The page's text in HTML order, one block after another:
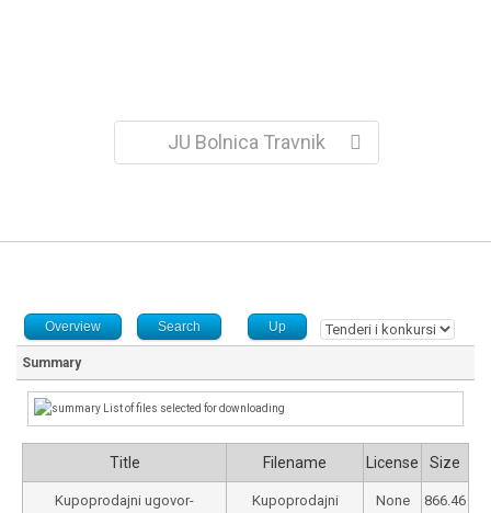
JU Bolnica Travnik
Overview Search Up
Summary
List of files selected for downloading
Title Filename License Size
Kupoprodajni ugovor-
Kupoprodajni
None
866.46